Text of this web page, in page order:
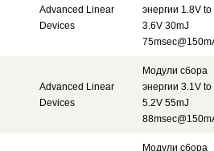
Advanced Linear
Devices
энергии 1.8V to
3.6V 30mJ
Advanced Linear
Devices
Модули сбора
энергии 3.1V to
5.2V 55mJ
Модули сбора